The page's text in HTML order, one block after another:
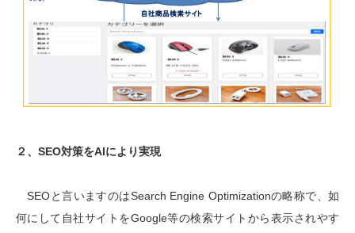
２、SEO対策をAIにより実現
SEOと言いますのはSearch Engine Optimizationの略称で、如
何にして自社サイトをGoogle等の検索サイトから表示されやす